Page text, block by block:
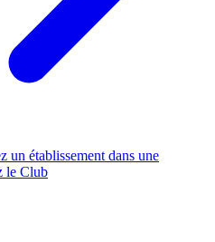
un établissement dans une
le Club